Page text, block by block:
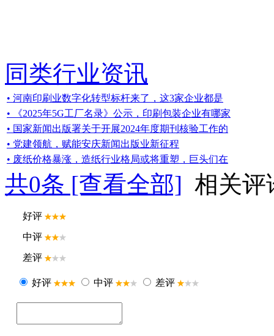
同类行业资讯
• 河南印刷业数字化转型标杆来了，这3家企业都是
• 《2025年5G工厂名录》公示，印刷包装企业有哪家
• 国家新闻出版署关于开展2024年度期刊核验工作的
• 党建领航，赋能安庆新闻出版业新征程
• 废纸价格暴涨，造纸行业格局或将重塑，巨头们在
共0条 [查看全部] 相关评